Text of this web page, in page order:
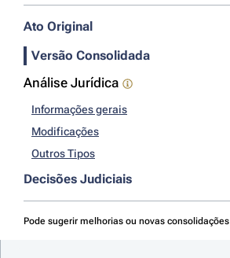
Ato Original
Versão Consolidada
Análise Jurídica
Informações gerais
Modificações
Outros Tipos
Decisões Judiciais
Pode sugerir melhorias ou novas consolidações